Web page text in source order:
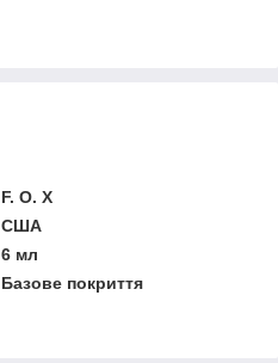
F. O. X
США
6 мл
Базове покриття